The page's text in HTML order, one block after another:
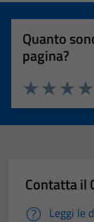
Quanto
pagina?
Valuta
Valuta 2
Valuta 1 stelle
Contatta il
Leggi le